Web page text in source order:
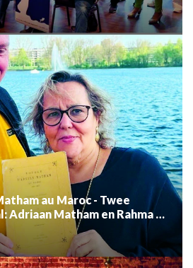
au Maroc - Twee
Adriaan Matham en Rahma el